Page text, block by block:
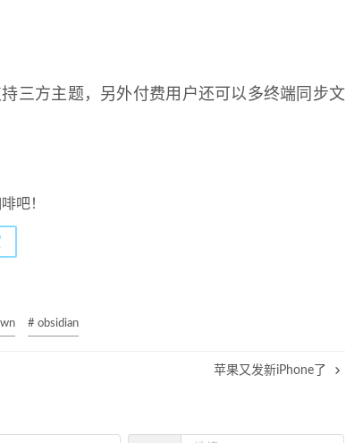
三方主题，另外付费用户还可以多终端同步文
吧！
# obsidian
苹果又发新iPhone了